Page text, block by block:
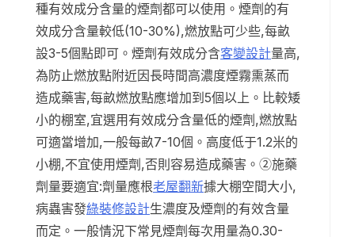
種有效成分含量的煙劑都可以使用。煙劑的有
效成分含量較低(10-30%),燃放點可少些,每畝
設3-5個點即可。煙劑有效成分含客變設計量高,
為防止燃放點附近因長時間高濃度煙霧熏蒸而
造成藥害,每畝燃放點應增加到5個以上。比較矮
小的棚室,宜選用有效成分含量低的煙劑,燃放點
可適當增加,一般每畝7-10個。高度低于1.2米的
小棚,不宜使用煙劑,否則容易造成藥害。②施藥
劑量要適宜:劑量應根老屋翻新據大棚空間大小,
病蟲害發綠裝修設計生濃度及煙劑的有效含量
而定。一般情況下常見煙劑每次用量為0.30-